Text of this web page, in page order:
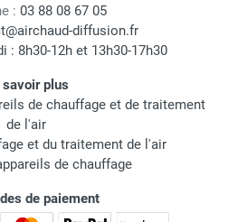
: 03 88 08 67 05
diffusion.fr
: 8h30-12h et 13h30-17h30
savoir plus
de chauffage et de traitement
de l'air
et du traitement de l'air
de chauffage
de paiement